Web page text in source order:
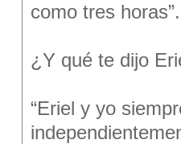
como tres horas”.
¿Y qué te dijo
“Eriel y yo